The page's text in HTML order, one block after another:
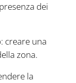
dei
creare una
zona.
la